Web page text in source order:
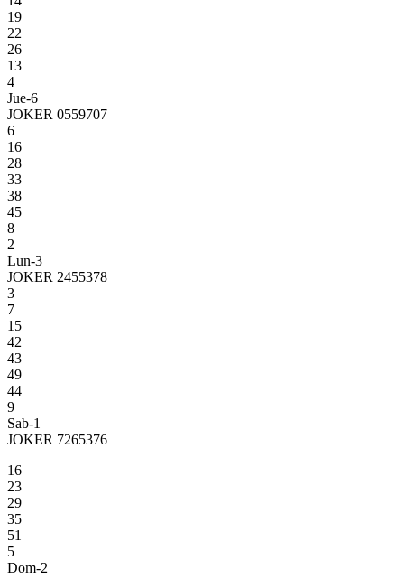
19
22
26
13
4
Jue-6
JOKER 0559707
6
16
28
33
38
45
8
2
Lun-3
JOKER 2455378
3
7
15
42
43
49
44
9
Sab-1
JOKER 7265376
16
23
29
35
51
5
Dom-2